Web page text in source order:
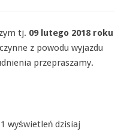
tj. 09 lutego 2018 roku
z powodu wyjazdu
przepraszamy.
wyświetleń dzisiaj